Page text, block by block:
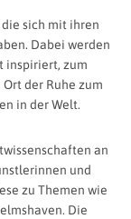
sich mit ihren
Dabei werden
inspiriert, zum
der Ruhe zum
in der Welt.
an
und
zu Themen wie
Die